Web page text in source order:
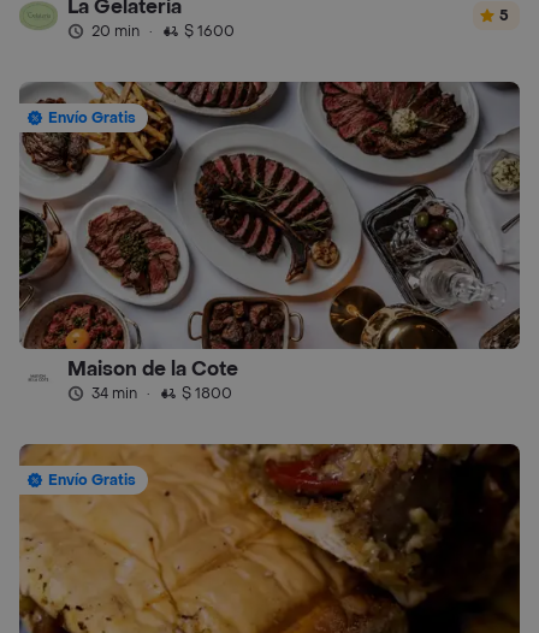
La Gelateria
20 min · $ 1600
5
Envío Gratis
Maison de la Cote
34 min · $ 1800
Envío Gratis